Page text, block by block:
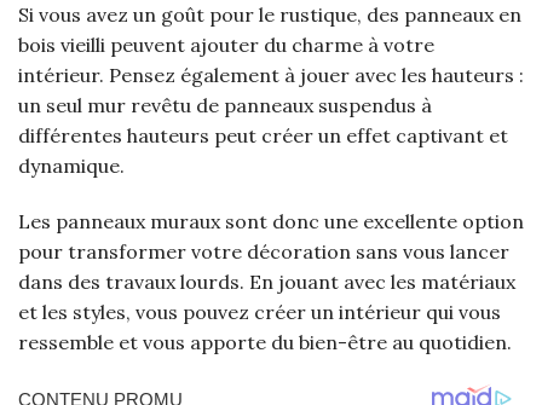
Si vous avez un goût pour le rustique, des panneaux en
bois vieilli peuvent ajouter du charme à votre
intérieur. Pensez également à jouer avec les hauteurs :
un seul mur revêtu de panneaux suspendus à
différentes hauteurs peut créer un effet captivant et
dynamique.
Les panneaux muraux sont donc une excellente option
pour transformer votre décoration sans vous lancer
dans des travaux lourds. En jouant avec les matériaux
et les styles, vous pouvez créer un intérieur qui vous
ressemble et vous apporte du bien-être au quotidien.